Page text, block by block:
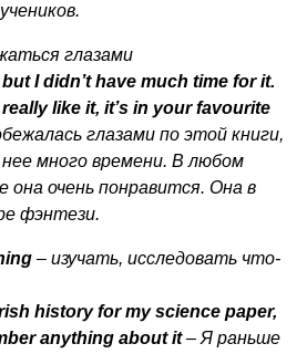
глазами
but I didn’t have much time for it.
really like it, it’s in your favourite
глазами по этой книги,
много времени. В любом
она очень понравится. Она в
фэнтези.
– изучать, исследовать что-
history for my science paper,
anything about it– Я раньше